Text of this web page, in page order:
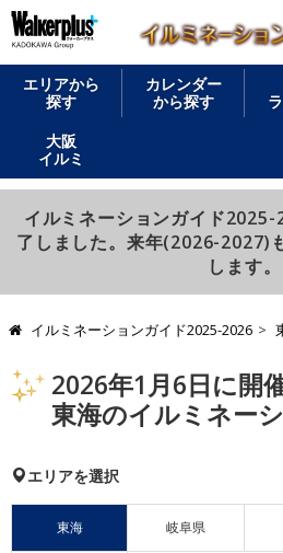
エリアから
探す
カレンダー
から探す
大阪
イルミ
イルミネーションガイド
了しました。来年(2026-2027)
します。
イルミネーションガイド2025-2026
2026年1月6日に開
東海のイルミネー
エリアを選択
東海 岐阜県